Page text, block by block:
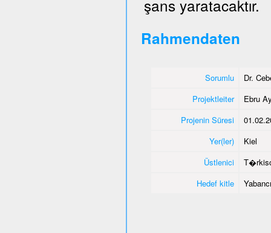
şans yaratacaktır.
Rahmendaten
Sorumlu
Dr.
Projektleiter
Ebru
Projenin Süresi
Yer(ler)
Kiel
Üstlenici
Hedef kitle